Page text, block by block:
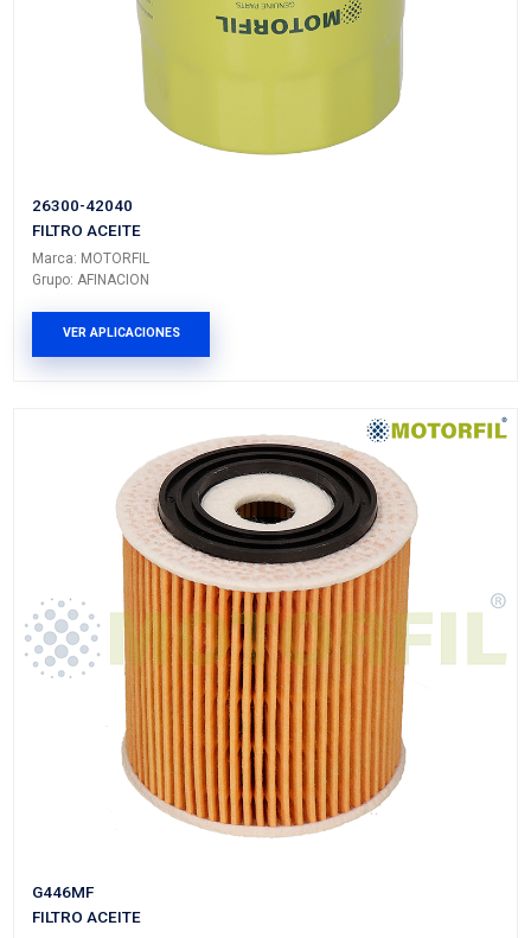
VER APLICACIONES
EGP-178
FILTRO ACEITE